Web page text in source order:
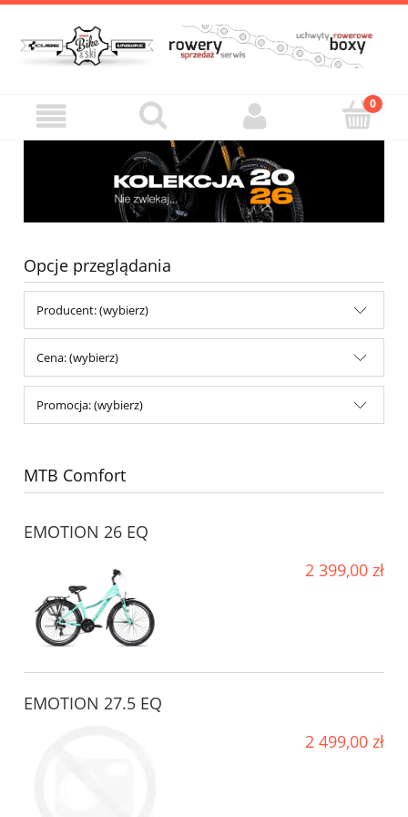
Opcje przeglądania
Producent: (wybierz)
Cena: (wybierz)
Promocja: (wybierz)
MTB Comfort
EMOTION 26 EQ
2 399,00 zł
EMOTION 27.5 EQ
2 499,00 zł